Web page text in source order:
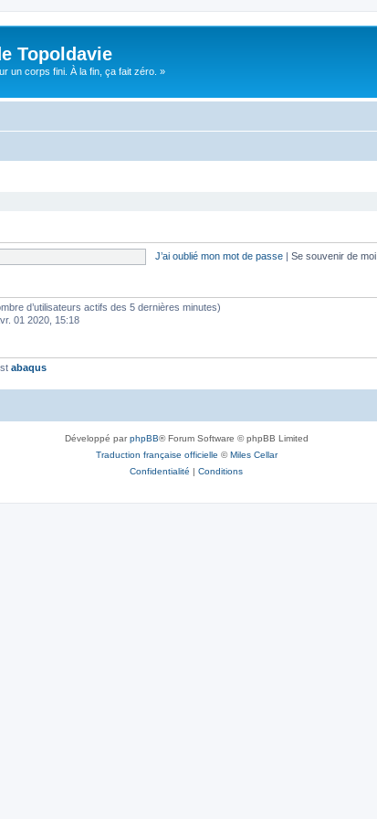
Topoldavie
un corps fini. À la fin, ça fait zéro. »
J’ai oublié mon mot de passe | Se souvenir de moi
d’utilisateurs actifs des 5 dernières minutes)
01 2020, 15:18
abaqus
Développé parphpBB® Forum Software © phpBB Limited
Traduction française officielle ©Miles Cellar
Confidentialité | Conditions